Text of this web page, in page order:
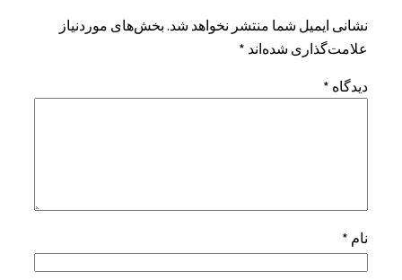
نشانی ایمیل شما منتشر نخواهد شد. بخش‌های موردنیاز
علامت‌گذاری شده‌اند *
دیدگاه *
نام *